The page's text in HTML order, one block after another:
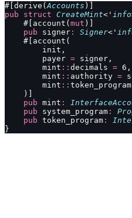
#[derive( Accounts )]
pub struct CreateMint<' info
    #[account(
mut )]
    pub
signer : Signer<'
    #[account(
        init,
        payer
= signer,
        mint
:: decimals = 6,
        mint
:: authority =
        mint
:: token_program
    )]
    pub
mint :
    pub
system_program :
    pub
token_program :
}